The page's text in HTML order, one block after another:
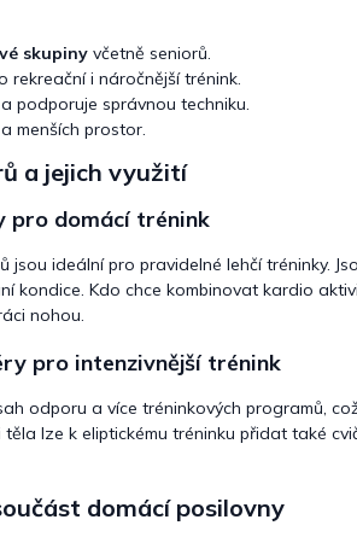
v
ý
p
skupiny včetně seniorů.
rekreační i náročnější trénink.
podporuje správnou techniku.
menších prostor.
a jejich využití
pro domácí trénink
jsou ideální pro pravidelné lehčí tréninky.
kondice. Kdo chce kombinovat kardio
nohou.
pro intenzivnější trénink
odporu a více tréninkových programů,
lze k eliptickému tréninku přidat také
domácí posilovny